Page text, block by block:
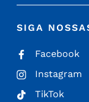
SIGA
Facebook
Instagram
TikTok